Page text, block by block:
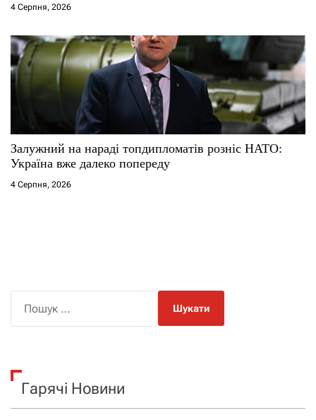
4 Серпня, 2026
Залужний на нараді топдипломатів розніс НАТО:
Україна вже далеко попереду
4 Серпня, 2026
к
Гарячі Новини